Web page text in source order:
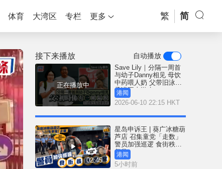
体育 大湾区 专栏 更多 繁 简
接下来播放 自动播放
正在播放中
Save Lily｜分隔一周首
与幼子Danny相见 母饮
中药喂人奶 父带旧泳裤
承诺再去游水
港闻
2026-06-10 22:15 HKT
02:45
星岛申诉王 | 葵广冰糖葫
芦店 召集童党「走数」
警员加强巡逻 食街秩序
复常
港闻
5小时前